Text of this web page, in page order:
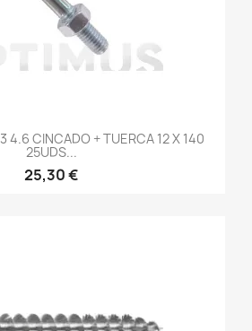
4.6 CINCADO + TUERCA 12 X 140
25UDS...
25,30 €